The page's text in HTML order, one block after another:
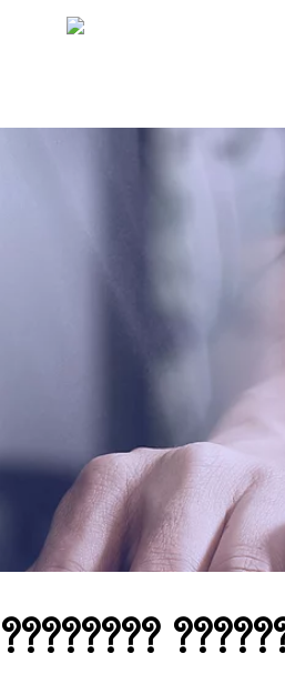
????????